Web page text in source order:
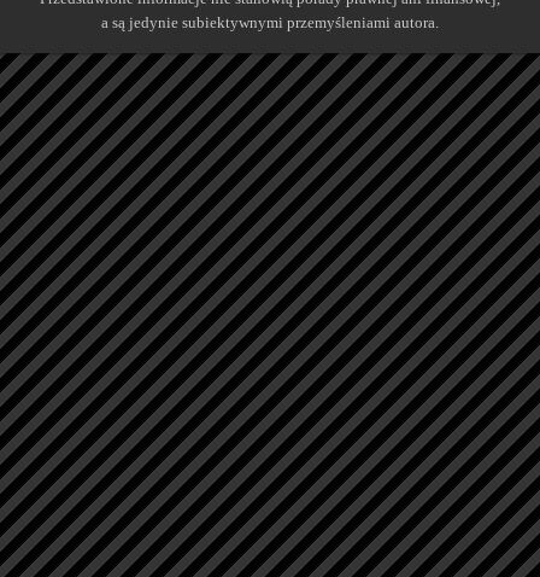
a są jedynie subiektywnymi przemyśleniami autora.